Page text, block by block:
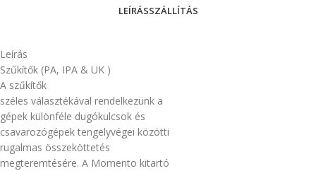
LEÍRÁSSZÁLLÍTÁS
Leírás
Szűkítők (PA, IPA & UK )
A szűkítők
széles választékával rendelkezünk a
gépek különféle dugókulcsok és
csavarozógépek tengelyvégei közötti
rugalmas összeköttetés
megteremtésére. A Momento kitartó